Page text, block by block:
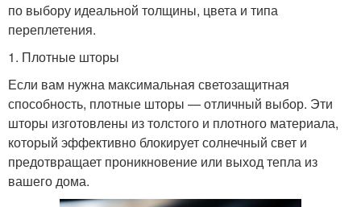
по выбору идеальной толщины, цвета и типа
переплетения.
1. Плотные шторы
Если вам нужна максимальная светозащитная
способность, плотные шторы — отличный выбор. Эти
шторы изготовлены из толстого и плотного материала,
который эффективно блокирует солнечный свет и
предотвращает проникновение или выход тепла из
вашего дома.